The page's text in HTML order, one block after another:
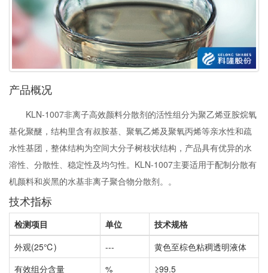
产品概况
KLN-1007非离子高效颜料分散剂的活性组分为聚乙烯亚胺烷氧
基化聚醚，结构里含有叔胺基、聚氧乙烯及聚氧丙烯等亲水性和疏
水性基团，整体结构为空间大分子树枝状结构，产品具有优异的水
溶性、分散性、稳定性及均匀性。KLN-1007主要适用于配制分散有
机颜料和炭黑的水基非离子聚合物分散剂。。
技术指标
检测项目 单位
技术规格
外观(25℃)
---
黄色至棕色粘稠透明液体
有效组分含量
%
≥99.5